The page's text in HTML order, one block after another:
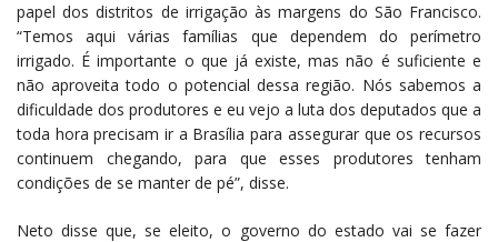
papel dos distritos de irrigação às margens do São Francisco.
“Temos aqui várias famílias que dependem do perímetro
irrigado. É importante o que já existe, mas não é suficiente e
não aproveita todo o potencial dessa região. Nós sabemos a
dificuldade dos produtores e eu vejo a luta dos deputados que a
toda hora precisam ir a Brasília para assegurar que os recursos
continuem chegando, para que esses produtores tenham
condições de se manter de pé”, disse.
Neto disse que, se eleito, o governo do estado vai se fazer